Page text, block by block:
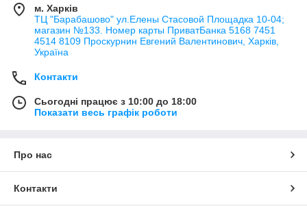
м. Харків
ТЦ "Барабашово" ул.Елены Стасовой Площадка 10-04;
магазин №133. Номер карты ПриватБанка 5168 7451
4514 8109 Проскурнин Евгений Валентинович, Харків,
Україна
Контакти
Сьогодні працює з 10:00 до 18:00
Показати весь графік роботи
Про нас
Контакти